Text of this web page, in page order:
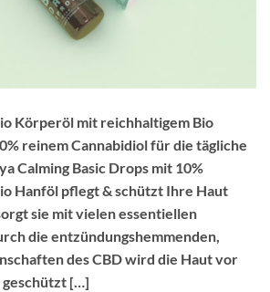
Körperöl mit reichhaltigem Bio
reinem Cannabidiol für die tägliche
Calming Basic Drops mit 10%
Hanföl pflegt & schützt Ihre Haut
sie mit vielen essentiellen
die entzündungshemmenden,
des CBD wird die Haut vor
geschützt […]